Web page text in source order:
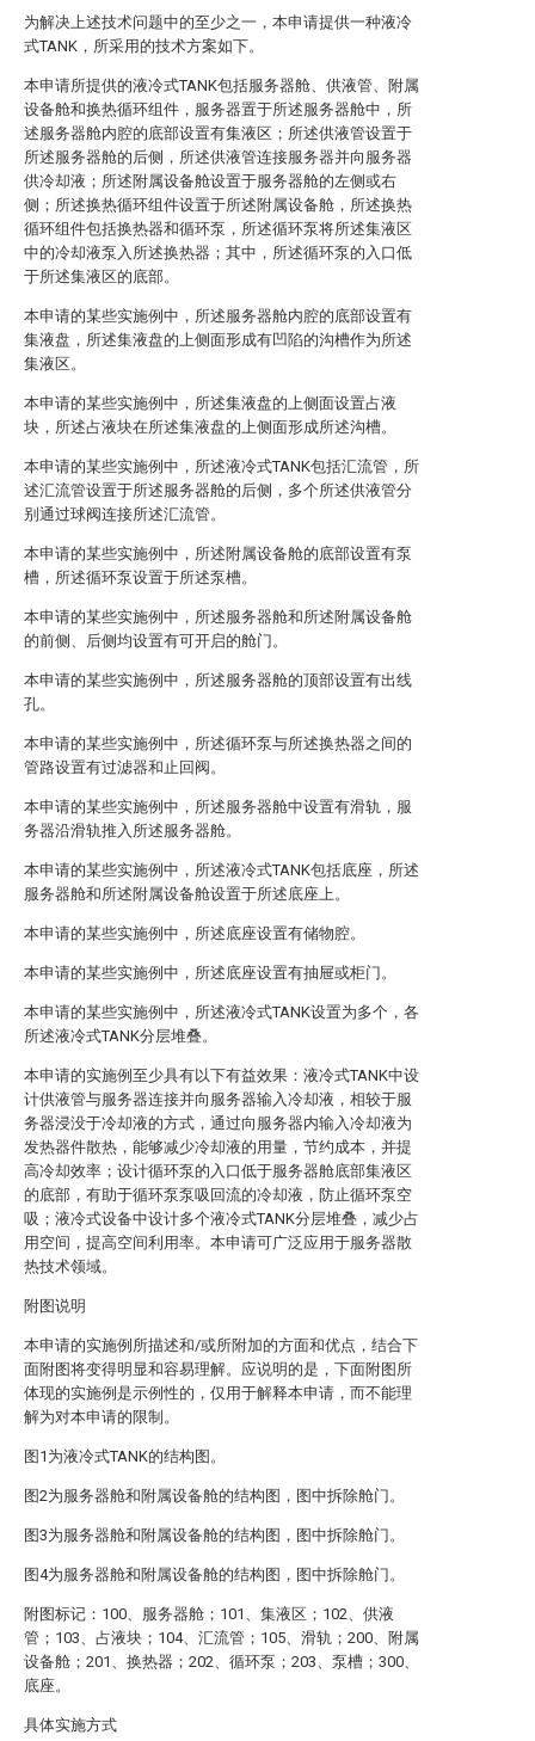
为解决上述技术问题中的至少之一，本申请提供一种液冷
式TANK，所采用的技术方案如下。
本申请所提供的液冷式TANK包括服务器舱、供液管、附属
设备舱和换热循环组件，服务器置于所述服务器舱中，所
述服务器舱内腔的底部设置有集液区；所述供液管设置于
所述服务器舱的后侧，所述供液管连接服务器并向服务器
供冷却液；所述附属设备舱设置于服务器舱的左侧或右
侧；所述换热循环组件设置于所述附属设备舱，所述换热
循环组件包括换热器和循环泵，所述循环泵将所述集液区
中的冷却液泵入所述换热器；其中，所述循环泵的入口低
于所述集液区的底部。
本申请的某些实施例中，所述服务器舱内腔的底部设置有
集液盘，所述集液盘的上侧面形成有凹陷的沟槽作为所述
集液区。
本申请的某些实施例中，所述集液盘的上侧面设置占液
块，所述占液块在所述集液盘的上侧面形成所述沟槽。
本申请的某些实施例中，所述液冷式TANK包括汇流管，所
述汇流管设置于所述服务器舱的后侧，多个所述供液管分
别通过球阀连接所述汇流管。
本申请的某些实施例中，所述附属设备舱的底部设置有泵
槽，所述循环泵设置于所述泵槽。
本申请的某些实施例中，所述服务器舱和所述附属设备舱
的前侧、后侧均设置有可开启的舱门。
本申请的某些实施例中，所述服务器舱的顶部设置有出线
孔。
本申请的某些实施例中，所述循环泵与所述换热器之间的
管路设置有过滤器和止回阀。
本申请的某些实施例中，所述服务器舱中设置有滑轨，服
务器沿滑轨推入所述服务器舱。
本申请的某些实施例中，所述液冷式TANK包括底座，所述
服务器舱和所述附属设备舱设置于所述底座上。
本申请的某些实施例中，所述底座设置有储物腔。
本申请的某些实施例中，所述底座设置有抽屉或柜门。
本申请的某些实施例中，所述液冷式TANK设置为多个，各
所述液冷式TANK分层堆叠。
本申请的实施例至少具有以下有益效果：液冷式TANK中设
计供液管与服务器连接并向服务器输入冷却液，相较于服
务器浸没于冷却液的方式，通过向服务器内输入冷却液为
发热器件散热，能够减少冷却液的用量，节约成本，并提
高冷却效率；设计循环泵的入口低于服务器舱底部集液区
的底部，有助于循环泵泵吸回流的冷却液，防止循环泵空
吸；液冷式设备中设计多个液冷式TANK分层堆叠，减少占
用空间，提高空间利用率。本申请可广泛应用于服务器散
热技术领域。
附图说明
本申请的实施例所描述和/或所附加的方面和优点，结合下
面附图将变得明显和容易理解。应说明的是，下面附图所
体现的实施例是示例性的，仅用于解释本申请，而不能理
解为对本申请的限制。
图1为液冷式TANK的结构图。
图2为服务器舱和附属设备舱的结构图，图中拆除舱门。
图3为服务器舱和附属设备舱的结构图，图中拆除舱门。
图4为服务器舱和附属设备舱的结构图，图中拆除舱门。
附图标记：100、服务器舱；101、集液区；102、供液
管；103、占液块；104、汇流管；105、滑轨；200、附属
设备舱；201、换热器；202、循环泵；203、泵槽；300、
底座。
具体实施方式